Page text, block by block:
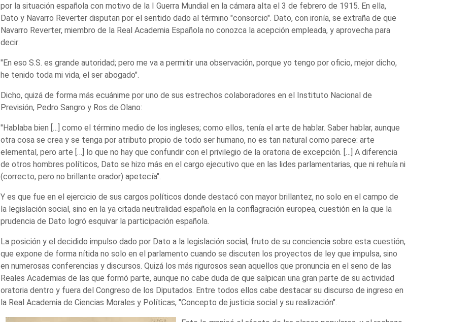
por la situación española con motivo de la I Guerra Mundial en la cámara alta el 3 de febrero de 1915. En ella,
Dato y Navarro Reverter disputan por el sentido dado al término "consorcio". Dato, con ironía, se extraña de que
Navarro Reverter, miembro de la Real Academia Española no conozca la acepción empleada, y aprovecha para
decir:
"En eso S.S. es grande autoridad; pero me va a permitir una observación, porque yo tengo por oficio, mejor dicho,
he tenido toda mi vida, el ser abogado".
Dicho, quizá de forma más ecuánime por uno de sus estrechos colaboradores en el Instituto Nacional de
Previsión, Pedro Sangro y Ros de Olano:
"Hablaba bien […] como el término medio de los ingleses; como ellos, tenía el arte de hablar. Saber hablar, aunque
otra cosa se crea y se tenga por atributo propio de todo ser humano, no es tan natural como parece: arte
elemental, pero arte […] lo que no hay que confundir con el privilegio de la oratoria de excepción. […] A diferencia
de otros hombres políticos, Dato se hizo más en el cargo ejecutivo que en las lides parlamentarias, que ni rehuía ni
(correcto, pero no brillante orador) apetecía".
Y es que fue en el ejercicio de sus cargos políticos donde destacó con mayor brillantez, no solo en el campo de
la legislación social, sino en la ya citada neutralidad española en la conflagración europea, cuestión en la que la
prudencia de Dato logró esquivar la participación española.
La posición y el decidido impulso dado por Dato a la legislación social, fruto de su conciencia sobre esta cuestión,
que expone de forma nítida no solo en el parlamento cuando se discuten los proyectos de ley que impulsa, sino
en numerosas conferencias y discursos. Quizá los más rigurosos sean aquellos que pronuncia en el seno de las
Reales Academias de las que formó parte, aunque no cabe duda de que salpican una gran parte de su actividad
oratoria dentro y fuera del Congreso de los Diputados. Entre todos ellos cabe destacar su discurso de ingreso en
la Real Academia de Ciencias Morales y Políticas, "Concepto de justicia social y su realización".